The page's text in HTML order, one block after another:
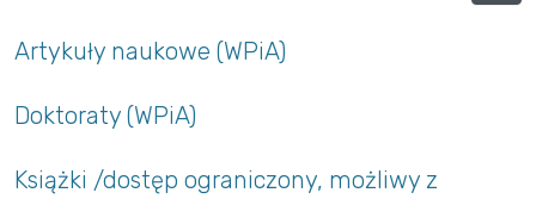
Artykuły naukowe (WPiA)
Doktoraty (WPiA)
Książki /dostęp ograniczony, możliwy z